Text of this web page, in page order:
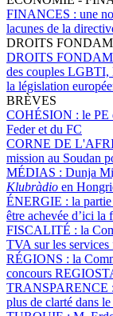
FINANCES : une
lacunes de la
DROITS
DROITS
des couples LGBTI,
la législation
BRÈVES
COHÉSION : le PE
Feder et du FC
CORNE DE
mission au Soudan
MÉDIAS : Dunja
Klubràdio en
ÉNERGIE : la
être achevée d’ici la
FISCALITÉ : la
TVA sur les services
RÉGIONS : la
concours
TRANSPARENCE :
plus de clarté dans